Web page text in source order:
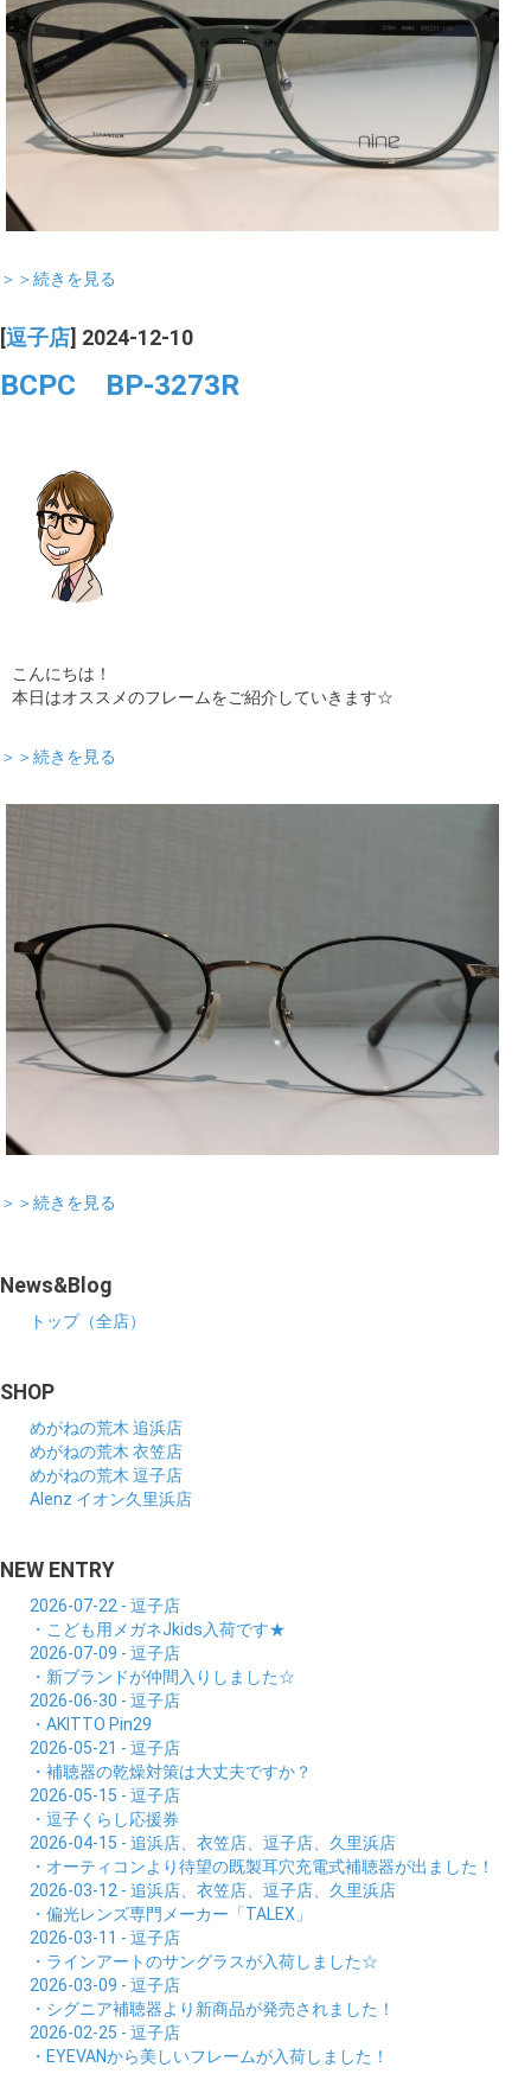
＞＞続きを見る
[逗子店] 2024-12-10
BCPC BP-3273R
こんにちは！
本日はオススメのフレームをご紹介していきます☆
＞＞続きを見る
＞＞続きを見る
News&Blog
トップ（全店）
SHOP
めがねの荒木 追浜店
めがねの荒木 衣笠店
めがねの荒木 逗子店
Alenz イオン久里浜店
NEW ENTRY
2026-07-22 - 逗子店
・こども用メガネJkids入荷です★
2026-07-09 - 逗子店
・新ブランドが仲間入りしました☆
2026-06-30 - 逗子店
・AKITTO Pin29
2026-05-21 - 逗子店
・補聴器の乾燥対策は大丈夫ですか？
2026-05-15 - 逗子店
・逗子くらし応援券
2026-04-15 - 追浜店、衣笠店、逗子店、久里浜店
・オーティコンより待望の既製耳穴充電式補聴器が出ました！
2026-03-12 - 追浜店、衣笠店、逗子店、久里浜店
・偏光レンズ専門メーカー「TALEX」
2026-03-11 - 逗子店
・ラインアートのサングラスが入荷しました☆
2026-03-09 - 逗子店
・シグニア補聴器より新商品が発売されました！
2026-02-25 - 逗子店
・EYEVANから美しいフレームが入荷しました！